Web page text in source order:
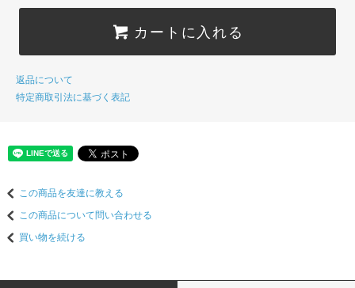
カートに入れる
返品について
特定商取引法に基づく表記
この商品を友達に教える
この商品について問い合わせる
買い物を続ける